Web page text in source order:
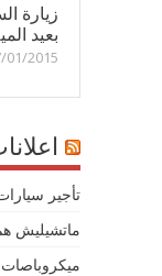
زيارة
بعيد
01/2015
تأجير
ماتشيليش